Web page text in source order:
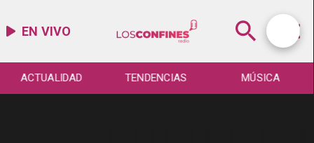
EN VIVO
ACTUALIDAD TENDENCIAS MÚSICA